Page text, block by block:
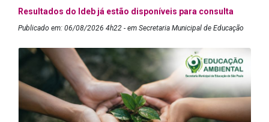
Resultados do Ideb já estão disponíveis para consulta
Publicado em: 06/08/2026 4h22 - em Secretaria Municipal de Educação